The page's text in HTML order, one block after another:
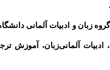
زبان و ادبیات آلمانی
آلمانی‌زبان، آموزش